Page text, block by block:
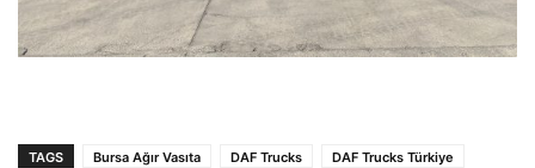
TAGS Bursa Ağır Vasıta DAF Trucks
DAF Trucks Türkiye